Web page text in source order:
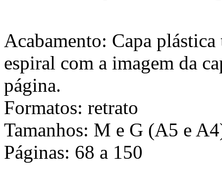
Acabamento: Capa
espiral com a imagem da
página.
Formatos: retrato
Tamanhos: M e G (A5 e
Páginas: 68 a 150